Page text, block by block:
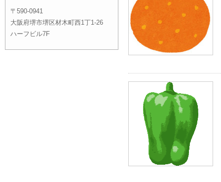
〒590-0941
大阪府堺市堺区材木町西1丁1-26
ハーフビル7F